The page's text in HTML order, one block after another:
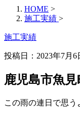
HOME >
施工実績 >
施工実績
投稿日：2023年7月6
鹿児島市魚
この雨の連日で思う